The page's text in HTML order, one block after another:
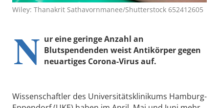
Wiley: Thanakrit Sathavornmanee/Shutterstock 652412605
N ur eine geringe Anzahl an
Blutspendenden weist Antikörper gegen
neuartiges Corona-Virus auf.
Wissenschaftler des Universitätsklinikums Hamburg-